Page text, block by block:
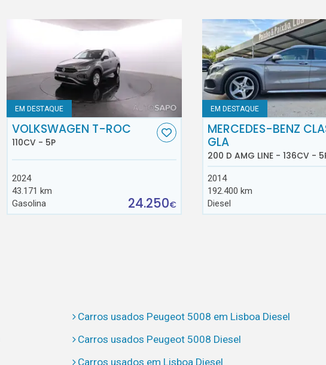
EM DESTAQUE
VOLKSWAGEN T-ROC
110CV - 5P
2024
43.171 km
Gasolina
24.250€
EM DESTAQUE
MERCEDES-BENZ
GLA
200 D AMG LINE - 136CV -
2014
192.400 km
Diesel
Carros usados Peugeot 5008 em Lisboa Diesel
Carros usados Peugeot 5008 Diesel
Carros usados em Lisboa Diesel